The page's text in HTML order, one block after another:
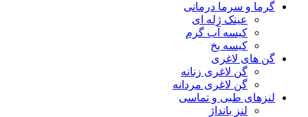
گرما و سرما درمانی
عینک ژله ای
کیسه آب گرم
کیسه یخ
گن های لاغری
گن لاغری زنانه
گن لاغری مردانه
لنزهای طبی و تماسی
لنز بانداژ